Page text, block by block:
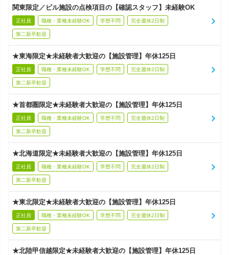
関東限定／ビル施設の点検項目の【確認スタッフ】未経験OK
正社員 職種・業種未経験OK 学歴不問 完全週休2日制
第二新卒歓迎
★東海限定★未経験者大歓迎の【施設管理】年休125日
正社員 職種・業種未経験OK 学歴不問 完全週休2日制
第二新卒歓迎
★首都圏限定★未経験者大歓迎の【施設管理】年休125日
正社員 職種・業種未経験OK 学歴不問 完全週休2日制
第二新卒歓迎
★北海道限定★未経験者大歓迎の【施設管理】年休125日
正社員 職種・業種未経験OK 学歴不問 完全週休2日制
第二新卒歓迎
★東北限定★未経験者大歓迎の【施設管理】年休125日
正社員 職種・業種未経験OK 学歴不問 完全週休2日制
第二新卒歓迎
★北陸甲信越限定★未経験者大歓迎の【施設管理】年休125日